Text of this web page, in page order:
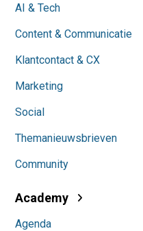
AI & Tech
Content & Communicatie
Klantcontact & CX
Marketing
Social
Themanieuwsbrieven
Community
Academy
Agenda